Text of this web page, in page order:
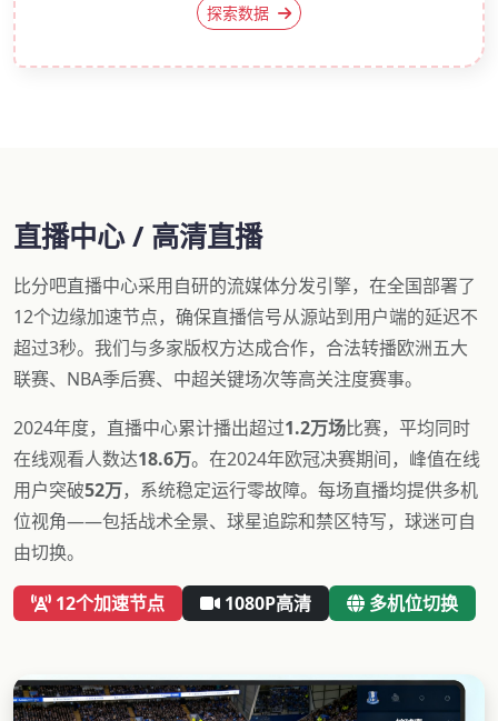
探索数据
直播中心 / 高清直播
比分吧直播中心采用自研的流媒体分发引擎，在全国部署了
12个边缘加速节点，确保直播信号从源站到用户端的延迟不
超过3秒。我们与多家版权方达成合作，合法转播欧洲五大
联赛、NBA季后赛、中超关键场次等高关注度赛事。
2024年度，直播中心累计播出超过1.2万场比赛，平均同时
在线观看人数达18.6万。在2024年欧冠决赛期间，峰值在线
用户突破52万，系统稳定运行零故障。每场直播均提供多机
位视角——包括战术全景、球星追踪和禁区特写，球迷可自
由切换。
12个加速节点 1080P高清 多机位切换